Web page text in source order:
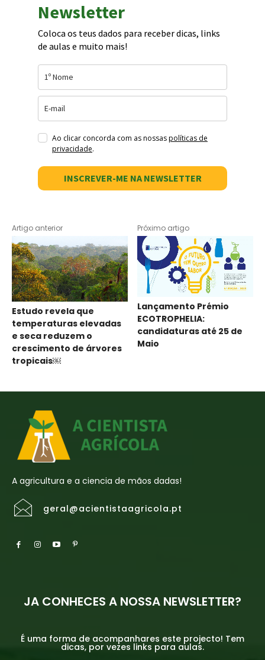
Newsletter
Coloca os teus dados para receber dicas, links
de aulas e muito mais!
Ao clicar concorda com as nossaspolíticas de
privacidade.
INSCREVER-ME NA NEWSLETTER
Artigo anterior
Estudo revela que
temperaturas elevadas
e seca reduzem o
crescimento de árvores
tropicais￼
Próximo artigo
Lançamento Prémio
ECOTROPHELIA:
candidaturas até 25 de
Maio
A agricultura e a ciencia de mãos dadas!
geral@acientistaagricola.pt
JA CONHECES A NOSSA NEWSLETTER?
É uma forma de acompanhares este projecto! Tem
dicas, por vezes links para aulas.